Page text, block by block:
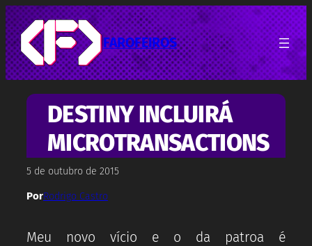
Pular
para
o
conteúdo
FAROFEIROS
DESTINY INCLUIRÁ
MICROTRANSACTIONS
5 de outubro de 2015
PorRodrigo Castro
Meu novo vício e o da patroa é